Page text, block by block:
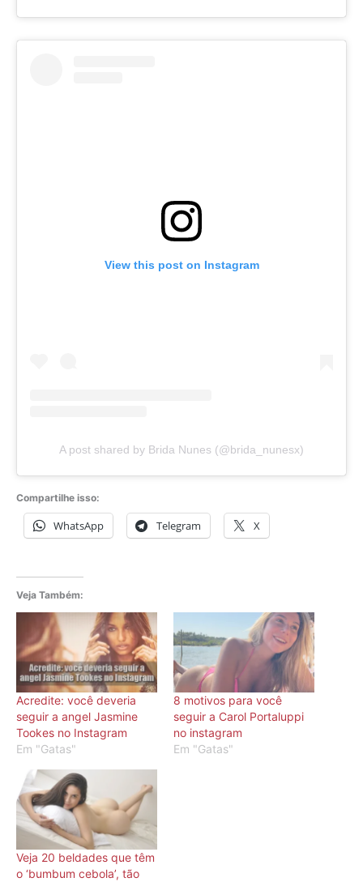
View this post on Instagram
A post shared by Brida Nunes (@brida_nunesx)
Compartilhe isso:
WhatsApp Telegram X
Veja Também:
Acredite: você deveria
seguir a angel Jasmine
Tookes no Instagram
Em "Gatas"
8 motivos para você
seguir a Carol Portaluppi
no instagram
Em "Gatas"
Veja 20 beldades que têm
o ‘bumbum cebola’, tão